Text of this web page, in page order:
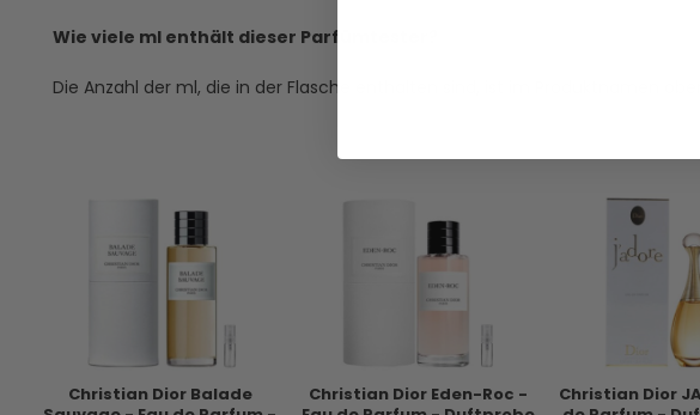
Wie viele ml enthält dieser Parfümtester?
Die Anzahl der ml, die in der Flasche enthalten sind, ist im Produktnamen
Christian Dior Balade
Christian Dior Eden-Roc -
Christian Dior